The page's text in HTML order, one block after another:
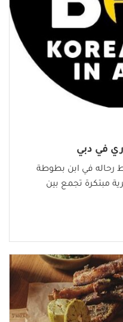
في دبي
رحاله في ابن بطوطة
مبتكرة تجمع بين